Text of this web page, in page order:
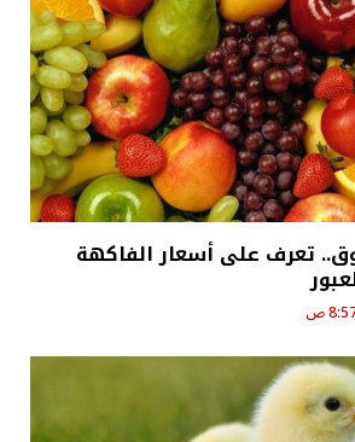
تعرف على أسعار الفاكهة